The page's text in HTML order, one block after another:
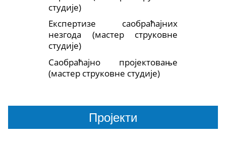
студије)
Експертизе саобраћајних
незгода (мастер струковне
студије)
Саобраћајно пројектовање
(мастер струковне студије)
Пројекти